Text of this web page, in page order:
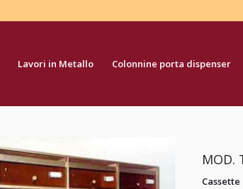
Lavori in Metallo Colonnine porta dispenser
MOD.